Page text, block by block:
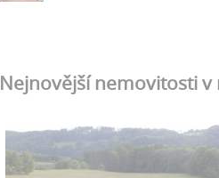
Nejnovější nemovitosti v